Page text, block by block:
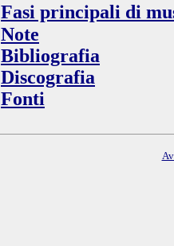
Fasi principali di
Note
Bibliografia
Discografia
Fonti